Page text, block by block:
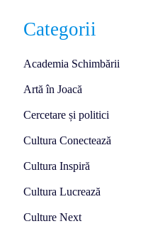
Categorii
Academia Schimbării
Artă în Joacă
Cercetare și politici
Cultura Conectează
Cultura Inspiră
Cultura Lucrează
Culture Next